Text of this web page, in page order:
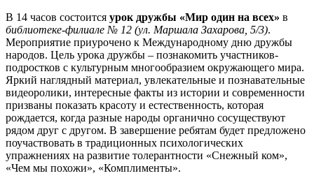
В 14 часов состоится урок дружбы «Мир один на всех» в
библиотеке-филиале № 12 (ул. Маршала Захарова, 5/3).
Мероприятие приурочено к Международному дню дружбы
народов. Цель урока дружбы – познакомить участников-
подростков с культурным многообразием окружающего мира.
Яркий наглядный материал, увлекательные и познавательные
видеоролики, интересные факты из истории и современности
призваны показать красоту и естественность, которая
рождается, когда разные народы органично сосуществуют
рядом друг с другом. В завершение ребятам будет предложено
поучаствовать в традиционных психологических
упражнениях на развитие толерантности «Снежный ком»,
«Чем мы похожи», «Комплименты».